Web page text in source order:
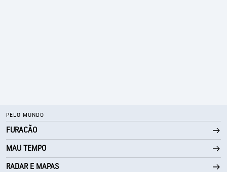
PELO MUNDO
FURACÃO
MAU TEMPO
RADAR E MAPAS